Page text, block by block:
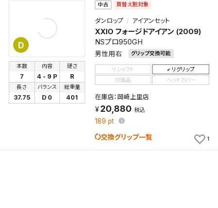
D
中古 買替え割対象
ダンロップ アイアンセット
XXIO フォージドアイアン (2009)
NSプロ950GH
男性用右 グリップ交換可能
本数
7
内容
4 - 9 P
硬さ
R
長さ
37.75
バランス
D 0
総重量
401
リシャフト
リグリップ
付属品
ヘッドカバー
在庫店：岡崎上里店
20,880 税込
189 pt
交換グリップ一覧 1
新着通知
新着通知を「する」にすると、この条件に一致する商品
が入荷した際に、メール及びお客様のアカウント内の
「お知らせ」で通知します。
保存された検索条件は変更できません。
条件を変更したい場合は、マイページの「保存検索条
件一覧」から画面を表示し、条件を変更の上、保存し直
保存する
検索条件を保存しました。
これまで保存した検索条件は、マイページの「保存検
索条件一覧」で確認できます。